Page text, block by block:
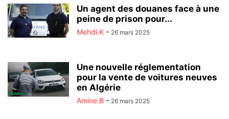
Un agent des douanes face à une
peine de prison pour...
Mehdi.K - 26 mars 2025
Une nouvelle réglementation
pour la vente de voitures neuves
en Algérie
Amine.B - 26 mars 2025